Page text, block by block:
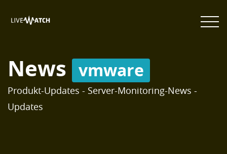
News vmware
Produkt-Updates - Server-Monitoring-News -
Updates